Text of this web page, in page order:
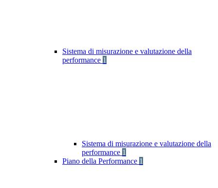
Sistema di misurazione e valutazione della
performance 1
Sistema di misurazione e valutazione della
performance 1
Piano della Performance 1